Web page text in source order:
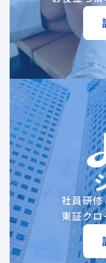
社員研
東証ク